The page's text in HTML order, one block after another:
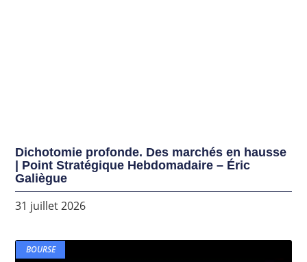
Dichotomie profonde. Des marchés en hausse
| Point Stratégique Hebdomadaire – Éric
Galiègue
31 juillet 2026
BOURSE